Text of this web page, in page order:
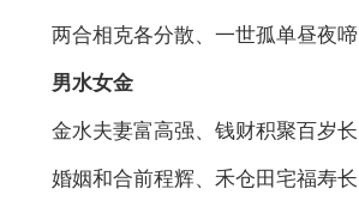
两合相克各分散、一世孤单昼夜啼
男水女金
金水夫妻富高强、钱财积聚百岁长
婚姻和合前程辉、禾仓田宅福寿长